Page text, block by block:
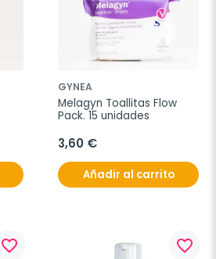
GYNEA
Melagyn Toallitas Flow
Pack. 15 unidades
3,60 €
Añadir al carrito
favorite_border favorite_border